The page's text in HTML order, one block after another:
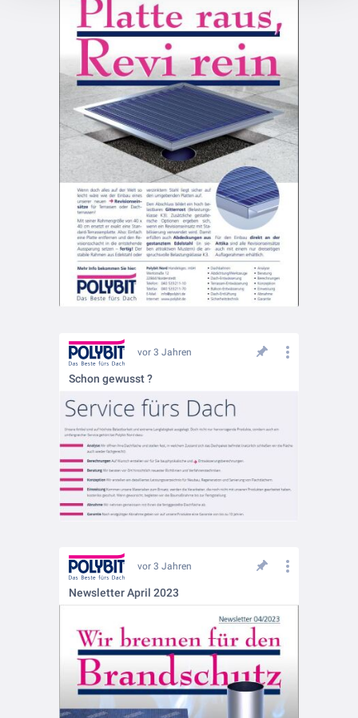
vor 3 Jahren
Schon gewusst ?
vor 3 Jahren
Newsletter April 2023